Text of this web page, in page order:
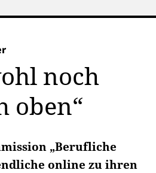
noch
oben“
„Berufliche
online zu ihren